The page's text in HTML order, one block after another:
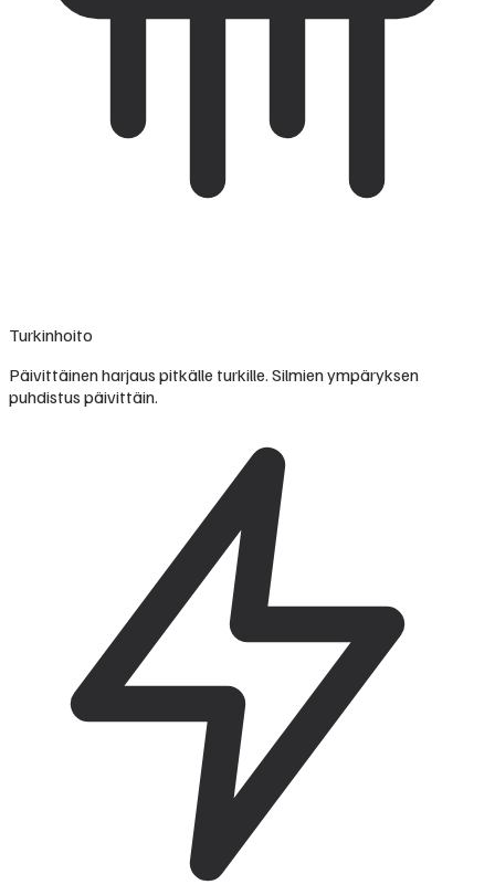
Turkinhoito
Päivittäinen harjaus pitkälle turkille. Silmien ympäryksen
puhdistus päivittäin.